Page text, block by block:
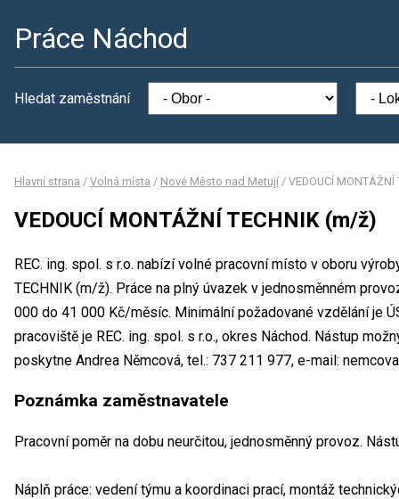
Práce Náchod
Hledat zaměstnání
Hlavní strana / Volná místa / Nové Město nad Metují / VEDOUCÍ
VEDOUCÍ MONTÁŽNÍ TECHNIK (m/ž)
REC. ing. spol. s r.o. nabízí volné pracovní místo v oboru
TECHNIK (m/ž). Práce na plný úvazek v jednosměnném
000 do 41 000 Kč/měsíc. Minimální požadované vzdělání je
pracoviště je REC. ing. spol. s r.o., okres Náchod. Nástup
poskytne Andrea Němcová, tel.: 737 211 977, e-mail:
Poznámka zaměstnavatele
Pracovní poměr na dobu neurčitou, jednosměnný provoz.
Náplň práce: vedení týmu a koordinaci prací, montáž